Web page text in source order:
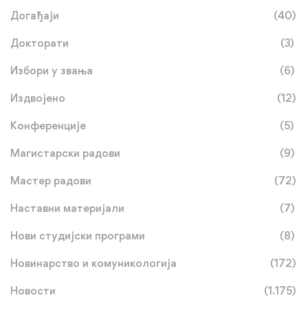
Догађаји (40)
Докторати (3)
Избори у звања (6)
Издвојено (12)
Конференције (5)
Магистарски радови (9)
Мастер радови (72)
Наставни материјали (7)
Нови студијски програми (8)
Новинарство и комуникологија (172)
Новости (1.175)